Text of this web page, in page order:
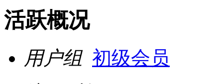
活跃概况
用户组 初级会员